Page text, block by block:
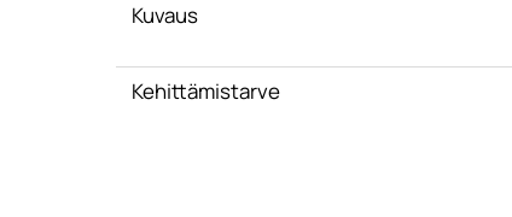
Kuvaus
Kehittämistarve